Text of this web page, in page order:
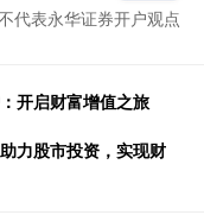
代表永华证券开户观点
开启财富增值之旅
力股市投资，实现财